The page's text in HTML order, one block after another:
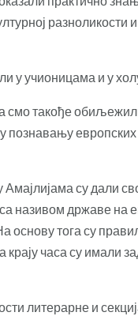
у учионицама и у
такође
познавању
Амајлијама су дали
називом државе на
основу тога су
крају часа су имали
литерарне и